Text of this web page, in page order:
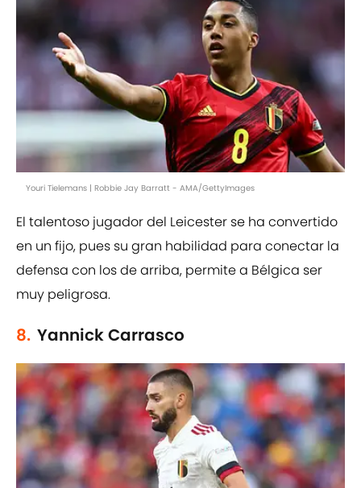
Youri Tielemans | Robbie Jay Barratt - AMA/GettyImages
El talentoso jugador del Leicester se ha convertido
en un fijo, pues su gran habilidad para conectar la
defensa con los de arriba, permite a Bélgica ser
muy peligrosa.
8. Yannick Carrasco